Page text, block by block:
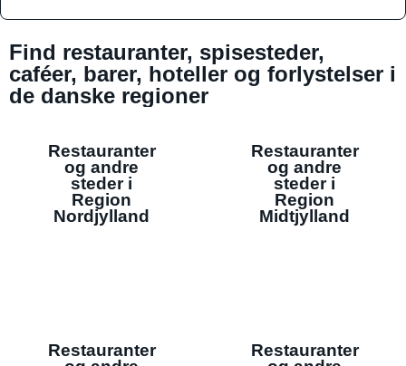
Find restauranter, spisesteder,
caféer, barer, hoteller og forlystelser i
de danske regioner
Restauranter
og andre
steder i
Region
Nordjylland
Restauranter
og andre
steder i
Region
Midtjylland
Restauranter
Restauranter